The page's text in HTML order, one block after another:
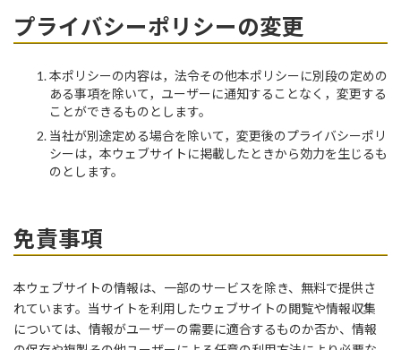
プライバシーポリシーの変更
本ポリシーの内容は，法令その他本ポリシーに別段の定めの
ある事項を除いて，ユーザーに通知することなく，変更する
ことができるものとします。
当社が別途定める場合を除いて，変更後のプライバシーポリ
シーは，本ウェブサイトに掲載したときから効力を生じるも
のとします。
免責事項
本ウェブサイトの情報は、一部のサービスを除き、無料で提供さ
れています。当サイトを利用したウェブサイトの閲覧や情報収集
については、情報がユーザーの需要に適合するものか否か、情報